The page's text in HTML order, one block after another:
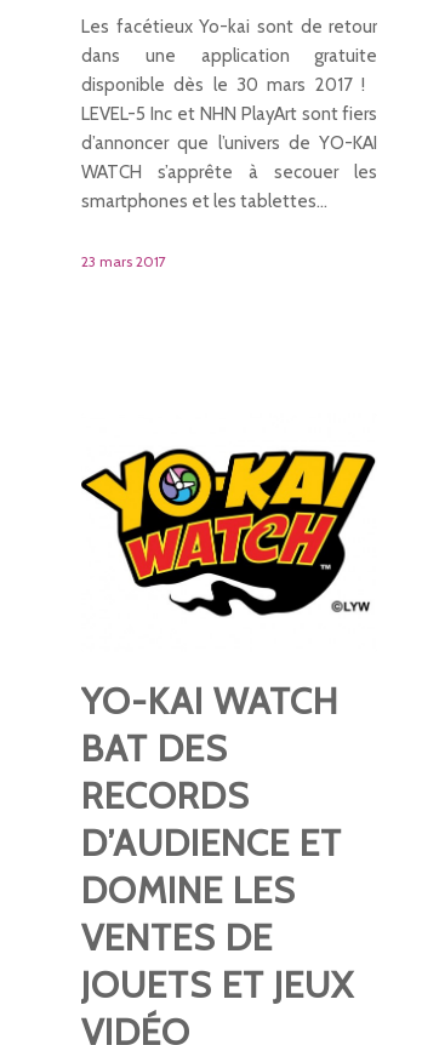
Les facétieux Yo-kai sont de retour
dans une application gratuite
disponible dès le 30 mars 2017 !
LEVEL-5 Inc et NHN PlayArt sont fiers
d’annoncer que l’univers de YO-KAI
WATCH s’apprête à secouer les
smartphones et les tablettes…
23 mars 2017
YO-KAI WATCH
BAT DES
RECORDS
D’AUDIENCE ET
DOMINE LES
VENTES DE
JOUETS ET JEUX
VIDÉO